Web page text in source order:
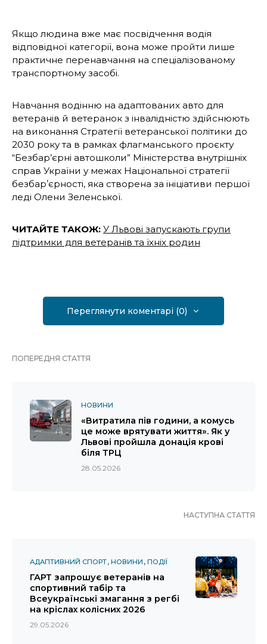
Якщо людина вже має посвідчення водія
відповідної категорії, вона може пройти лише
практичне перенавчання на спеціалізованому
транспортному засобі.
Навчання водінню на адаптованих авто для
ветеранів й ветеранок з інвалідністю здійснюють
на виконання Стратегії ветеранської політики до
2030 року та в рамках флагманського проєкту
“Безбар’єрні автошколи” Міністерства внутрішніх
справ України у межах Національної стратегії
безбарʼєрності, яка створена за ініціативи першої
леді Олени Зеленської.
ЧИТАЙТЕ ТАКОЖ: У Львові запускають групи
підтримки для ветеранів та їхніх родин
Переглянути коментарі (0)
ПОПЕРЕДНЯ СТАТТЯ
НОВИНИ
«Витратила пів години, а комусь
це може врятувати життя». Як у
Львові пройшла донація крові
біля ТРЦ
28.05.2026
НАСТУПНА СТАТТЯ
АДАПТИВНИЙ СПОРТ НОВИНИ ПОДІЇ
ГАРТ запрошує ветеранів на
спортивний табір та
Всеукраїнські змагання з регбі
на кріслах колісних 2026
29.05.2026